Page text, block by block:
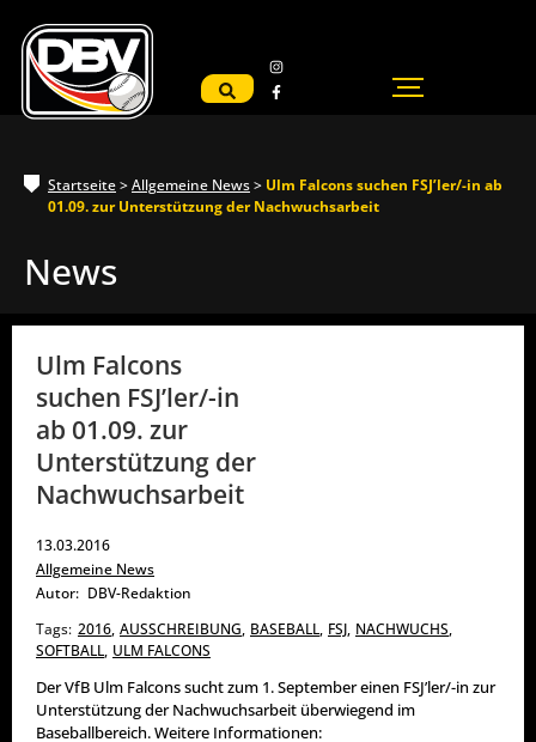
Startseite>Allgemeine News> Ulm Falcons suchen FSJ’ler/-in ab
01.09. zur Unterstützung der Nachwuchsarbeit
News
Ulm Falcons
suchen FSJ’ler/-in
ab 01.09. zur
Unterstützung der
Nachwuchsarbeit
13.03.2016
Allgemeine News
Autor: DBV-Redaktion
Tags: 2016, AUSSCHREIBUNG, BASEBALL, FSJ, NACHWUCHS,
SOFTBALL, ULM FALCONS
Der VfB Ulm Falcons sucht zum 1. September einen FSJ’ler/-in zur
Unterstützung der Nachwuchsarbeit überwiegend im
Baseballbereich. Weitere Informationen: